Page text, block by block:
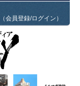
会員登録/ログイン）